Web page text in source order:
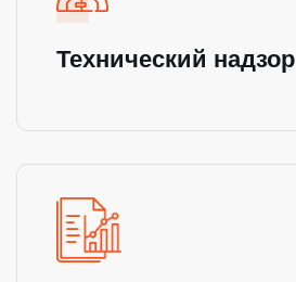
Технический надзор